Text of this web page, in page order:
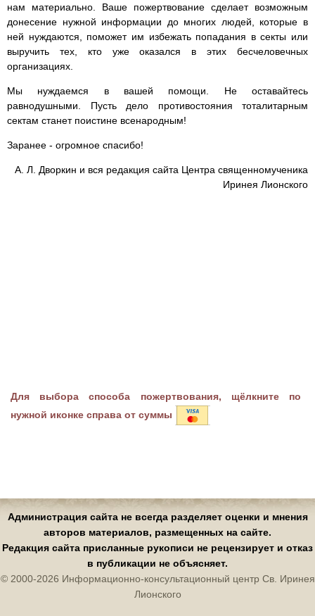
нам материально. Ваше пожертвование сделает возможным
донесение нужной информации до многих людей, которые в
ней нуждаются, поможет им избежать попадания в секты или
выручить тех, кто уже оказался в этих бесчеловечных
организациях.
Мы нуждаемся в вашей помощи. Не оставайтесь
равнодушными. Пусть дело противостояния тоталитарным
сектам станет поистине всенародным!
Заранее - огромное спасибо!
А. Л. Дворкин и вся редакция сайта Центра священномученика
Иринея Лионского
Для выбора способа пожертвования, щёлкните по
нужной иконке справа от суммы
Администрация сайта не всегда разделяет оценки и мнения
авторов материалов, размещенных на сайте.
Редакция сайта присланные рукописи не рецензирует и отказ
в публикации не объясняет.
© 2000-2026 Информационно-консультационный центр Св. Иринея
Лионского